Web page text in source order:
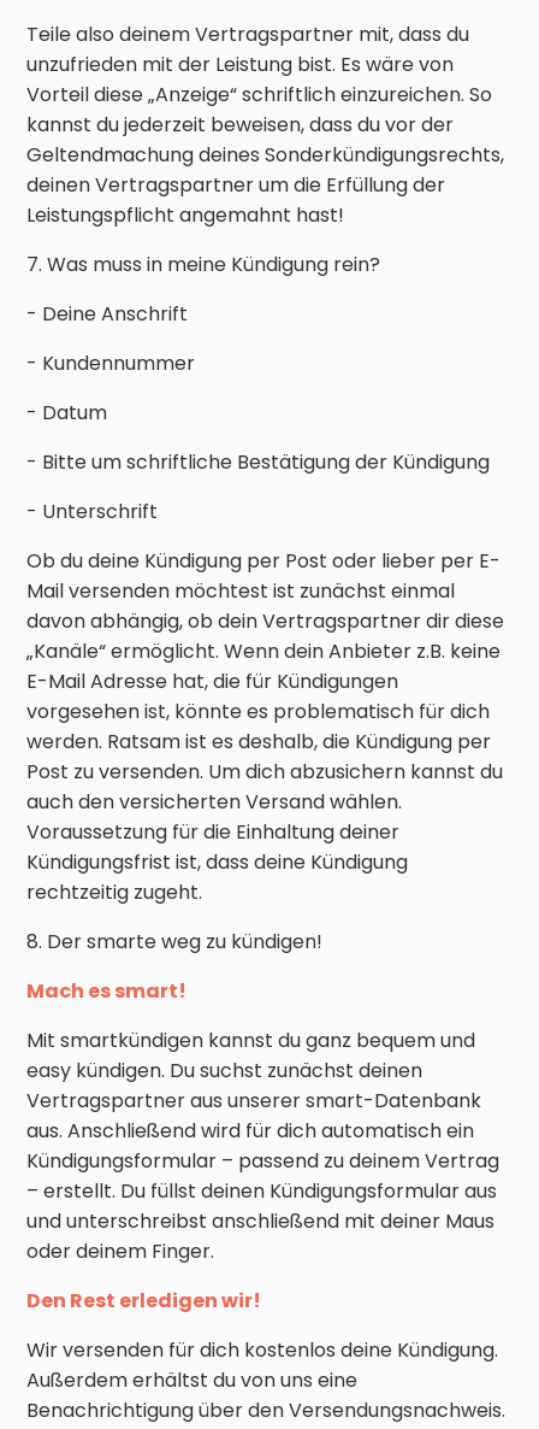
Teile also deinem Vertragspartner mit, dass du
unzufrieden mit der Leistung bist. Es wäre von
Vorteil diese „Anzeige“ schriftlich einzureichen. So
kannst du jederzeit beweisen, dass du vor der
Geltendmachung deines Sonderkündigungsrechts,
deinen Vertragspartner um die Erfüllung der
Leistungspflicht angemahnt hast!
7. Was muss in meine Kündigung rein?
- Deine Anschrift
- Kundennummer
- Datum
- Bitte um schriftliche Bestätigung der Kündigung
- Unterschrift
Ob du deine Kündigung per Post oder lieber per E-
Mail versenden möchtest ist zunächst einmal
davon abhängig, ob dein Vertragspartner dir diese
„Kanäle“ ermöglicht. Wenn dein Anbieter z.B. keine
E-Mail Adresse hat, die für Kündigungen
vorgesehen ist, könnte es problematisch für dich
werden. Ratsam ist es deshalb, die Kündigung per
Post zu versenden. Um dich abzusichern kannst du
auch den versicherten Versand wählen.
Voraussetzung für die Einhaltung deiner
Kündigungsfrist ist, dass deine Kündigung
rechtzeitig zugeht.
8. Der smarte weg zu kündigen!
Mach es smart!
Mit smartkündigen kannst du ganz bequem und
easy kündigen. Du suchst zunächst deinen
Vertragspartner aus unserer smart-Datenbank
aus. Anschließend wird für dich automatisch ein
Kündigungsformular – passend zu deinem Vertrag
– erstellt. Du füllst deinen Kündigungsformular aus
und unterschreibst anschließend mit deiner Maus
oder deinem Finger.
Den Rest erledigen wir!
Wir versenden für dich kostenlos deine Kündigung.
Außerdem erhältst du von uns eine
Benachrichtigung über den Versendungsnachweis.